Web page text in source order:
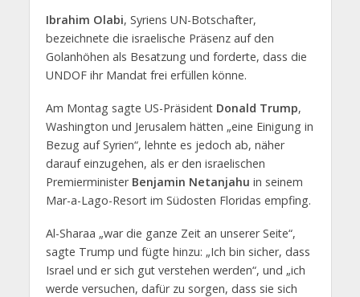
Ibrahim Olabi, Syriens UN-Botschafter,
bezeichnete die israelische Präsenz auf den
Golanhöhen als Besatzung und forderte, dass die
UNDOF ihr Mandat frei erfüllen könne.
Am Montag sagte US-Präsident Donald Trump,
Washington und Jerusalem hätten „eine Einigung in
Bezug auf Syrien“, lehnte es jedoch ab, näher
darauf einzugehen, als er den israelischen
Premierminister Benjamin Netanjahu in seinem
Mar-a-Lago-Resort im Südosten Floridas empfing.
Al-Sharaa „war die ganze Zeit an unserer Seite“,
sagte Trump und fügte hinzu: „Ich bin sicher, dass
Israel und er sich gut verstehen werden“, und „ich
werde versuchen, dafür zu sorgen, dass sie sich